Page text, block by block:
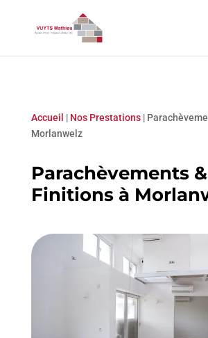
Accueil | Nos Prestations|
Morlanwelz
Parachèvements &
Finitions à